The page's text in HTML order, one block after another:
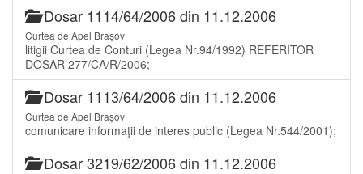
Dosar 1114/64/2006 din 11.12.2006
Curtea de Apel Brașov
litigii Curtea de Conturi (Legea Nr.94/1992) REFERITOR
DOSAR 277/CA/R/2006;
Dosar 1113/64/2006 din 11.12.2006
Curtea de Apel Brașov
comunicare informaţii de interes public (Legea Nr.544/2001);
Dosar 3219/62/2006 din 11.12.2006